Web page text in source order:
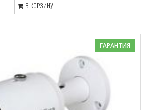
В КОРЗИНУ
ГАРАНТИЯ